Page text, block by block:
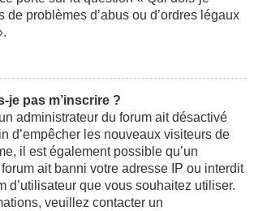
de problèmes d’abus ou d’ordres légaux
je pas m’inscrire ?
administrateur du forum ait désactivé
d’empêcher les nouveaux visiteurs de
il est également possible qu’un
ait banni votre adresse IP ou interdit
d’utilisateur que vous souhaitez utiliser.
veuillez contacter un